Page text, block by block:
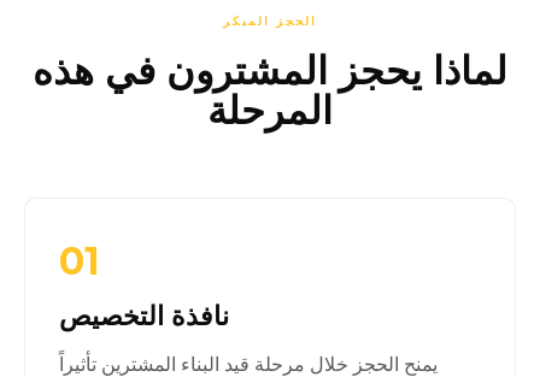
الحجز المبكر
لماذا يحجز المشترون في هذه
المرحلة
01
نافذة التخصيص
يمنح الحجز خلال مرحلة قيد البناء المشترين تأثيراً